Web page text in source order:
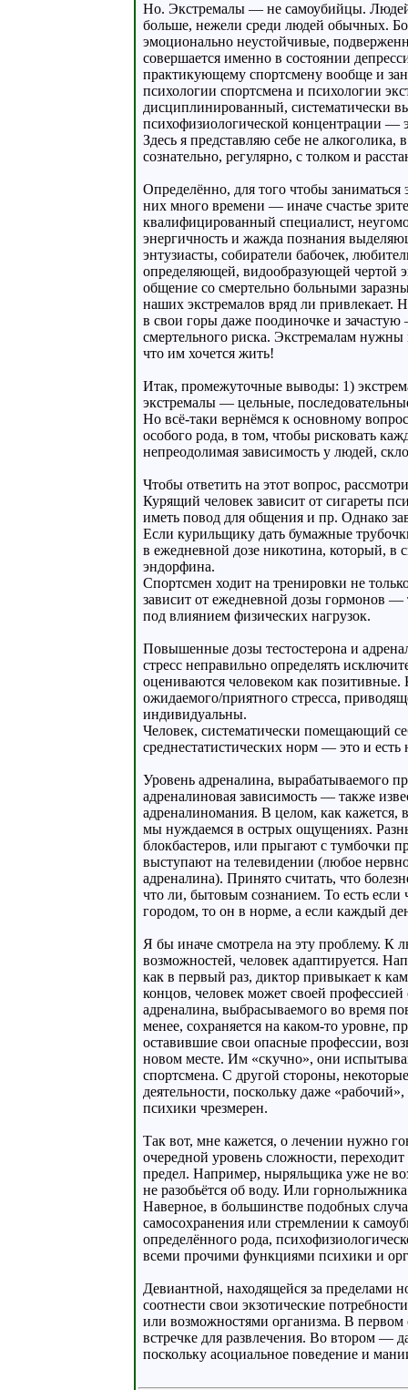
Но. Экстремалы — не самоубийцы.
больше, нежели среди людей обычных.
эмоционально неустойчивые,
совершается именно в состоянии
практикующему спортсмену вообще и
психологии спортсмена и психологии
дисциплинированный, систематически
психофизиологической концентрации —
Здесь я представляю себе не
сознательно, регулярно, с толком и
Определённо, для того чтобы
них много времени — иначе счастье
квалифицированный специалист,
энергичность и жажда познания
энтузиасты, собиратели бабочек,
определяющей, видообразующей чертой
общение со смертельно больными
наших экстремалов вряд ли привлекает.
в свои горы даже поодиночке и
смертельного риска. Экстремалам
что им хочется жить!
Итак, промежуточные выводы: 1)
экстремалы — цельные,
Но всё-таки вернёмся к основному
особого рода, в том, чтобы рисковать
непреодолимая зависимость у людей,
Чтобы ответить на этот вопрос,
Курящий человек зависит от сигареты
иметь повод для общения и пр. Однако
Если курильщику дать бумажные
в ежедневной дозе никотина, который, в
эндорфина.
Спортсмен ходит на тренировки не
зависит от ежедневной дозы гормонов —
под влиянием физических нагрузок.
Повышенные дозы тестостерона и
стресс неправильно определять
оцениваются человеком как позитивные.
ожидаемого/приятного стресса,
индивидуальны.
Человек, систематически помещающий
среднестатистических норм — это и есть
Уровень адреналина, вырабатываемого
адреналиновая зависимость — также
адреналиномания. В целом, как кажется,
мы нуждаемся в острых ощущениях.
блокбастеров, или прыгают с тумбочки
выступают на телевидении (любое
адреналина). Принято считать, что
что ли, бытовым сознанием. То есть если
городом, то он в норме, а если каждый
Я бы иначе смотрела на эту проблему. К
возможностей, человек адаптируется.
как в первый раз, диктор привыкает к
концов, человек может своей
адреналина, выбрасываемого во время
менее, сохраняется на каком-то уровне,
оставившие свои опасные профессии,
новом месте. Им «скучно», они
спортсмена. С другой стороны,
деятельности, поскольку даже
психики чрезмерен.
Так вот, мне кажется, о лечении нужно
очередной уровень сложности,
предел. Например, ныряльщика уже не
не разобьётся об воду. Или
Наверное, в большинстве подобных
самосохранения или стремлении к
определённого рода,
всеми прочими функциями психики и
Девиантной, находящейся за пределами
соотнести свои экзотические
или возможностями организма. В
встречке для развлечения. Во втором —
поскольку асоциальное поведение и